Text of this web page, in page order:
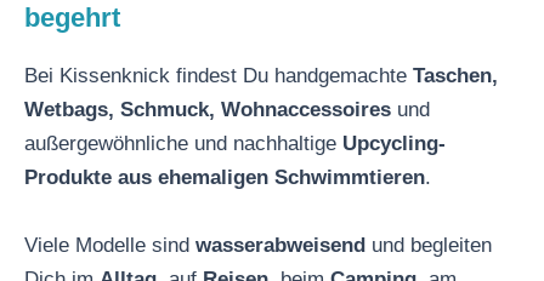
begehrt
Bei Kissenknick findest Du handgemachte Taschen,
Wetbags, Schmuck, Wohnaccessoires und
außergewöhnliche und nachhaltige Upcycling-
Produkte aus ehemaligen Schwimmtieren.
Viele Modelle sind wasserabweisend und begleiten